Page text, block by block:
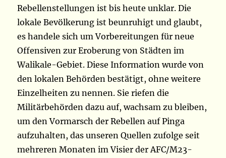
Rebellenstellungen ist bis heute unklar. Die
lokale Bevölkerung ist beunruhigt und glaubt,
es handele sich um Vorbereitungen für neue
Offensiven zur Eroberung von Städten im
Walikale-Gebiet. Diese Information wurde von
den lokalen Behörden bestätigt, ohne weitere
Einzelheiten zu nennen. Sie riefen die
Militärbehörden dazu auf, wachsam zu bleiben,
um den Vormarsch der Rebellen auf Pinga
aufzuhalten, das unseren Quellen zufolge seit
mehreren Monaten im Visier der AFC/M23-